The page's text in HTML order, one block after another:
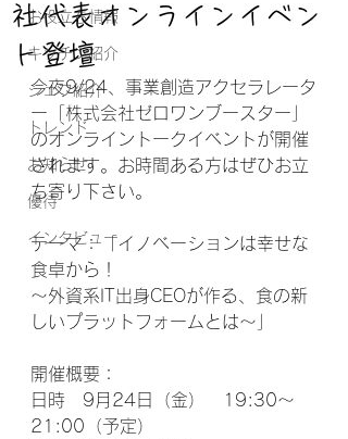
お役立ち情報
キッチン紹介
シェフ紹介
トレンド
お知らせ
優待
インタビュー
社代表オンラインイベン
ト登壇
今夜9/24、事業創造アクセラレータ
ー「株式会社ゼロワンブースター」
のオンライントークイベントが開催
されます。お時間ある方はぜひお立
ち寄り下さい。
テーマ：「イノベーションは幸せな
食卓から！
〜外資系IT出身CEOが作る、食の新
しいプラットフォームとは～」
開催概要：
日時　9月24日（金）　19:30～
21:00（予定）